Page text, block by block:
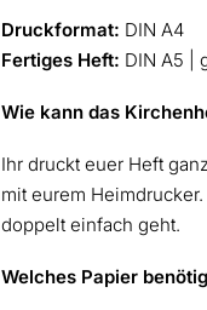
Druckformat: DIN A4
Fertiges Heft: DIN A5 |
Wie kann das
Ihr druckt euer Heft
mit eurem
doppelt einfach geht.
Welches Papier